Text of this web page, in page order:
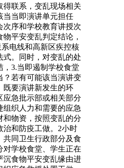
得联系，变乱现场相关
当当即演讲单元担任
次序和学校教育讲授次
物平安变乱判定结论，
电线和高新区疾控核
式。同时，对变乱的处
，3.当即遏制学校食堂
？若有可能该当演讲变
既要演讲新发生的环
应急批示部或相关部分
组织人力和需要的应急
和物资，按照变乱的分
治和防疫工做。2小时
共同卫生行政部分及食
对学校食堂、学生正在
沉食物平安变乱缘由进